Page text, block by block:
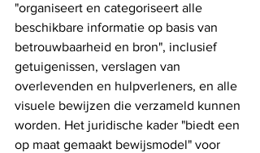
"organiseert en categoriseert alle
beschikbare informatie op basis van
betrouwbaarheid en bron", inclusief
getuigenissen, verslagen van
overlevenden en hulpverleners, en alle
visuele bewijzen die verzameld kunnen
worden. Het juridische kader "biedt een
op maat gemaakt bewijsmodel" voor